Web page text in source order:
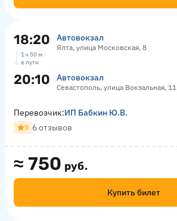
18:20 Автовокзал
Ялта, улица Московская, 8
1 ч 50 м
в пути
20:10 Автовокзал
Севастополь, улица Вокзальная, 11
≈ 750 руб.
Купить билет
Перевозчик:ИП Бабкин Ю.В.
3 6 отзывов